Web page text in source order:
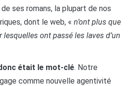
ses romans, la plupart de nos
dont le web, « n’ont plus que
ont passé les laves d’un
était le mot-clé. Notre
comme nouvelle agentivité